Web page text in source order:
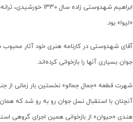
«لیوا» بود.
آقای شهدوستی در کارنامه هنری خود آثار محبوب
جوان بسیاری آنها را بازخوانی کرده‌اند.
شهرت قطعه «جمال جمالو» نخستین بار زمانی از
آنچنان با استقبال نسل جوان رو به رو شد که
هندی «حیوان» از بازخوانی همین اجرای گروهی